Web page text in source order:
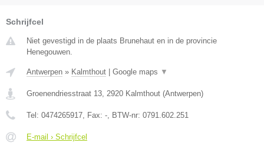
Schrijfcel
Niet gevestigd in de plaats Brunehaut en in de provincie
Henegouwen.
Antwerpen » Kalmthout Google maps ▼
Groenendriesstraat 13 2920 Kalmthout (Antwerpen)
Tel: 0474265917 , Fax: - , BTW-nr: 0791.602.251
E-mail › Schrijfcel